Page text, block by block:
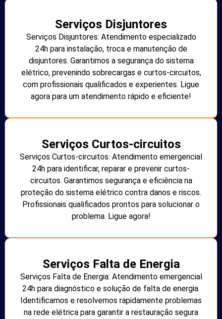
Serviços Disjuntores
Serviços Disjuntores: Atendimento especializado
24h para instalação, troca e manutenção de
disjuntores. Garantimos a segurança do sistema
elétrico, prevenindo sobrecargas e curtos-circuitos,
com profissionais qualificados e experientes. Ligue
agora para um atendimento rápido e eficiente!
Serviços Curtos-circuitos
Serviços Curtos-circuitos: Atendimento emergencial
24h para identificar, reparar e prevenir curtos-
circuitos. Garantimos segurança e eficiência na
proteção do sistema elétrico contra danos e riscos.
Profissionais qualificados prontos para solucionar o
problema. Ligue agora!
Serviços Falta de Energia
Serviços Falta de Energia: Atendimento emergencial
24h para diagnóstico e solução de falta de energia.
Identificamos e resolvemos rapidamente problemas
na rede elétrica para garantir a restauração segura